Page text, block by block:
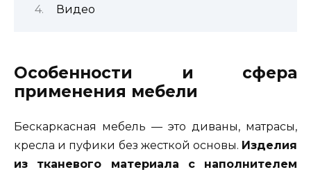
Видео
Особенности и сфера
применения мебели
Бескаркасная мебель — это диваны, матрасы,
кресла и пуфики без жесткой основы. Изделия
из тканевого материала с наполнителем